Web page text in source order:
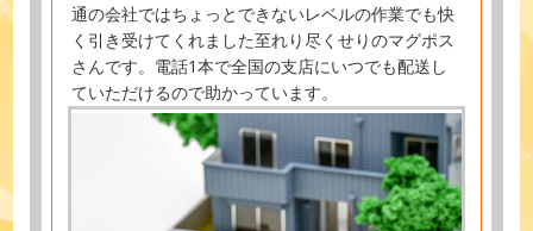
通の会社ではちょっとできないレベルの作業でも快
く引き受けてくれました至れり尽くせりのマグポス
さんです。電話1本で全国の支店にいつでも配送し
ていただけるので助かっています。